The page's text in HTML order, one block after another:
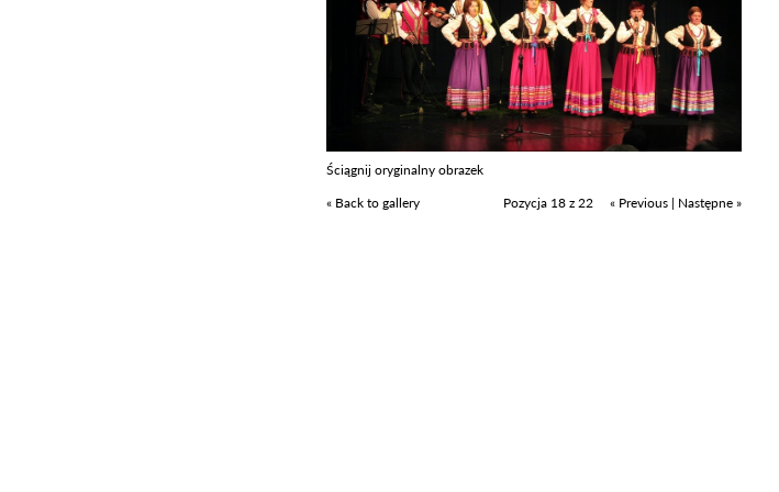
Ściągnij oryginalny obrazek
« Back to gallery
Pozycja 18 z 22 « Previous | Następne »